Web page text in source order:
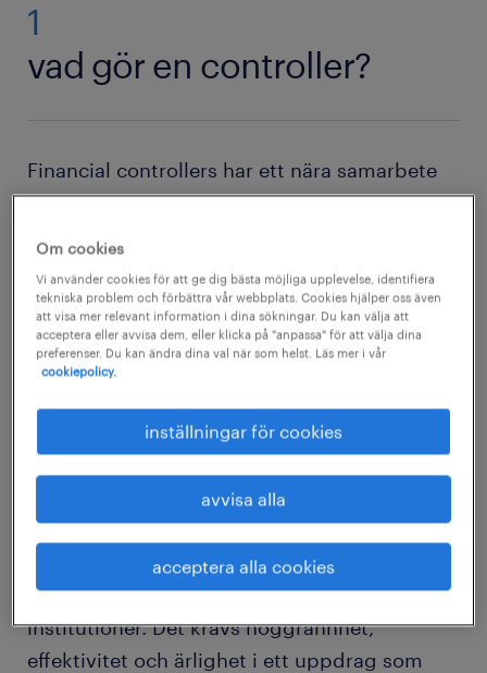
1
vad gör en controller?
Financial controllers har ett nära samarbete
med avdelningarna som ansvarar för
budgeten, revisionen, redovisningen och
annat som har med den finansiella delen av
ett företag att göra. De är ansvariga för att ta
fram produktionsrapporter, för att beräkna
företagets ekonomiska framtidsutsikter.
De är också ansvariga för att boksluten, såväl
korrekta och färdigställs i tid. Som financial
controller är man också ansvarig för att se till
att all dokumentation och pappersarbete
genomförs i tid, samt skickas in till relevanta
institutioner. Det krävs noggrannhet,
effektivitet och ärlighet i ett uppdrag som
Om cookies
Vi använder cookies för att ge dig bästa möjliga upplevelse, identifiera
tekniska problem och förbättra vår webbplats. Cookies hjälper oss även
att visa mer relevant information i dina sökningar. Du kan välja att
acceptera eller avvisa dem, eller klicka på "anpassa" för att välja dina
preferenser. Du kan ändra dina val när som helst. Läs mer i vår
cookiepolicy.
inställningar för cookies
avvisa alla
acceptera alla cookies